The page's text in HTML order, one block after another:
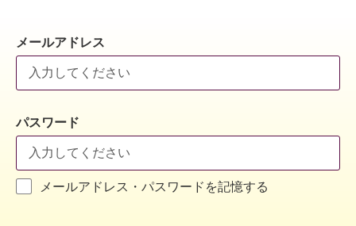
メールアドレス
パスワード
メールアドレス・パスワードを記憶する